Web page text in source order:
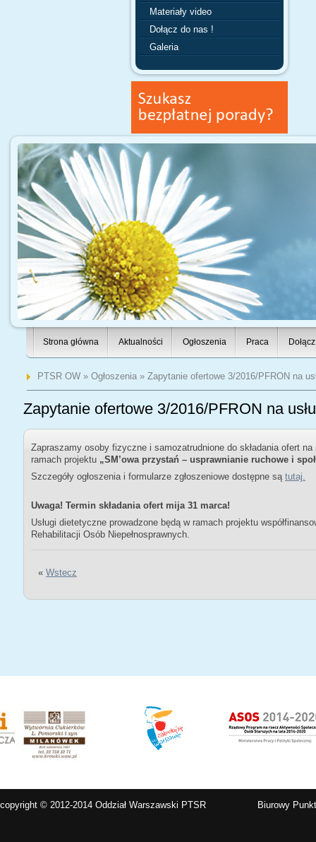
Materiały video
Dołącz do nas !
Galeria
Strona główna Aktualności Ogłoszenia Praca
PTSR OW» Ogłoszenia» Zapytanie ofertowe 3/2016/PFRON na
Zapytanie ofertowe 3/2016/PFRON na
Zapraszamy osoby fizyczne i samozatrudnione do składania ofert na
ramach projektu „SM’owa przystań – usprawnianie ruchowe i
Szczegóły ogłoszenia i formularze zgłoszeniowe dostępne są tutaj.
Uwaga! Termin składania ofert mija 31 marca!
Usługi dietetyczne prowadzone będą w ramach projektu
Rehabilitacji Osób Niepełnosprawnych.
« Wstecz
copyright © 2012-2014 Oddział Warszawski PTSR Biurowy